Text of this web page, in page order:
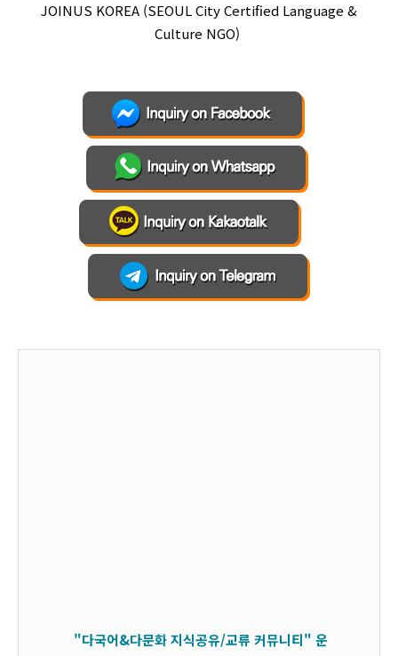
JOINUS KOREA (SEOUL City Certified Language &
Culture NGO) ⁣
"다국어&다문화 지식공유/교류 커뮤니티" 운